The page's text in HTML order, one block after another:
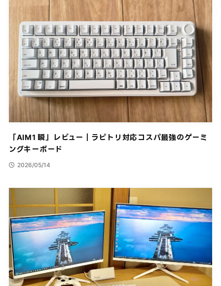
「AIM1 瞬」レビュー｜ラピトリ対応コスパ最強のゲーミ
ングキーボード
2026/05/14